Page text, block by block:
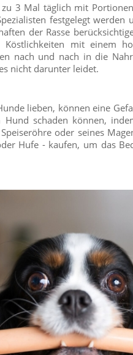
3 Mal täglich mit
festgelegt
der Rasse
mit einem
nach und nach in die
nicht darunter leidet.
lieben, können eine
Hund schaden können,
oder seines
Hufe - kaufen, um das